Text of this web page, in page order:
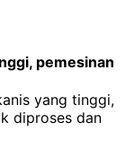
pemesinan
yang tinggi,
diproses dan